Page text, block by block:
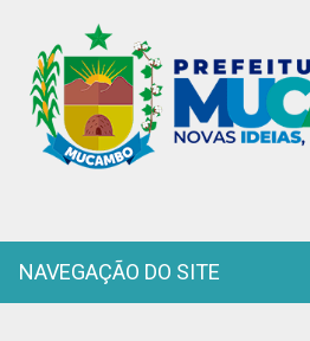
NAVEGAÇÃO DO SITE